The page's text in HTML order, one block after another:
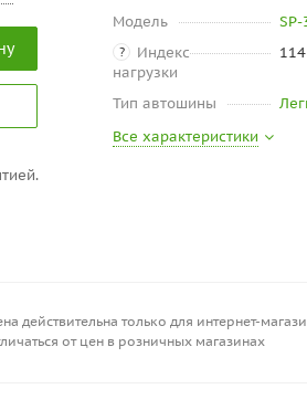
Модель
SP-
?
Индекс
нагрузки
114
Тип автошины
Все характеристики
действительна только для интернет-
от цен в розничных магазинах